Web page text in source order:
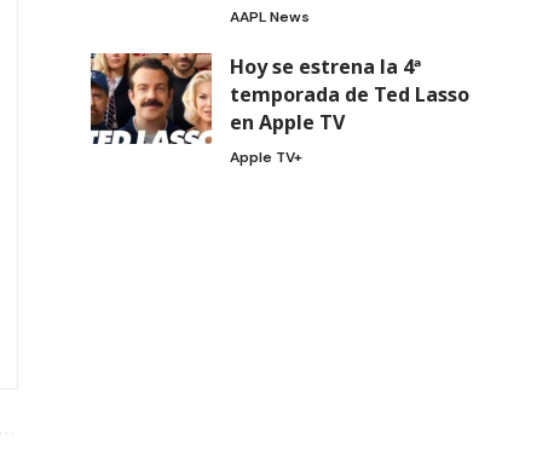
AAPL News
Hoy se estrena la 4ª
temporada de Ted Lasso
en Apple TV
Apple TV+